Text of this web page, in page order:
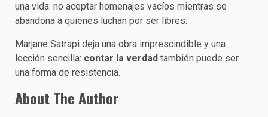
una vida: no aceptar homenajes vacíos mientras se
abandona a quienes luchan por ser libres.
Marjane Satrapi deja una obra imprescindible y una
lección sencilla: contar la verdad también puede ser
una forma de resistencia.
About The Author